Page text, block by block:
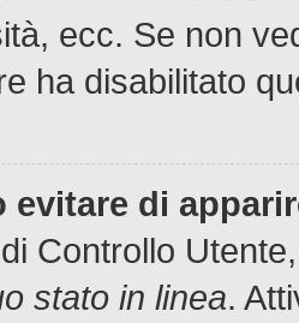
ecc. Se non
ha disabilitato
evitare di
Controllo
stato in linea.